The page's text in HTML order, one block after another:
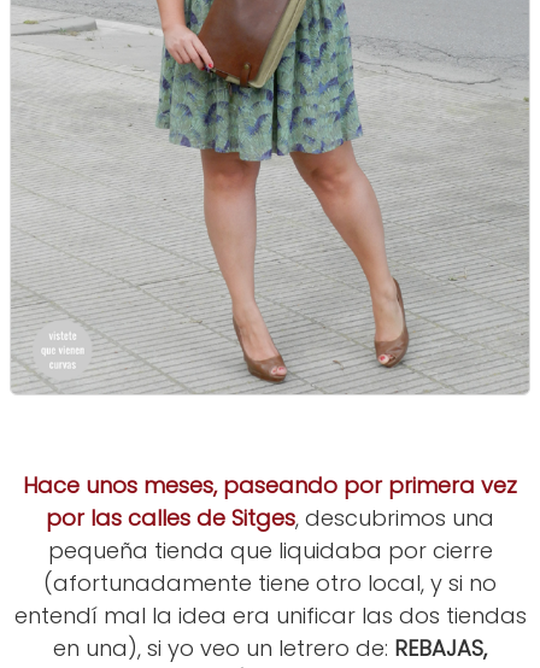
Hace unos meses, paseando por primera vez
por las calles de Sitges, descubrimos una
pequeña tienda que liquidaba por cierre
(afortunadamente tiene otro local, y si no
entendí mal la idea era unificar las dos tiendas
en una), si yo veo un letrero de: REBAJAS,